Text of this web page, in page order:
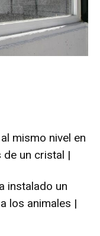
mismo nivel en
de un cristal |
instalado un
los animales |